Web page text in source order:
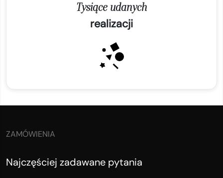
Tysiące udanych
realizacji
ZAMÓWIENIA
Najczęściej zadawane pytania